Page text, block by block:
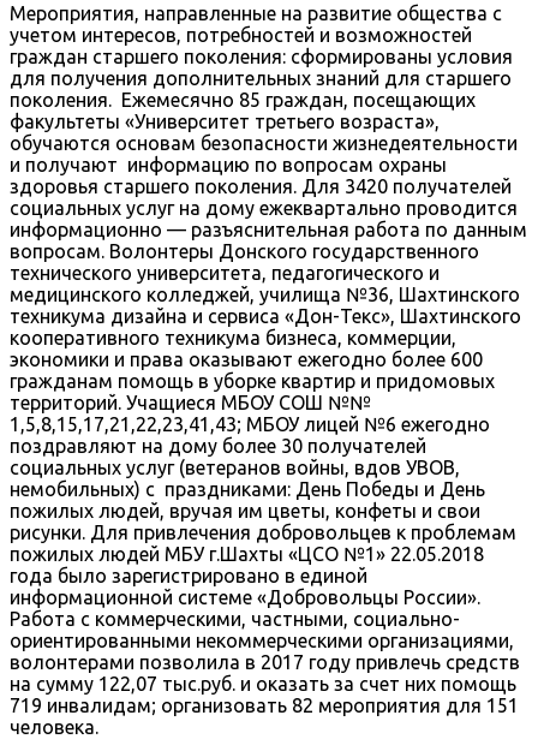
Мероприятия, направленные на развитие общества с
учетом интересов, потребностей и возможностей
граждан старшего поколения: сформированы условия
для получения дополнительных знаний для старшего
поколения. Ежемесячно 85 граждан, посещающих
факультеты «Университет третьего возраста»,
обучаются основам безопасности жизнедеятельности
и получают информацию по вопросам охраны
здоровья старшего поколения. Для 3420 получателей
социальных услуг на дому ежеквартально проводится
информационно — разъяснительная работа по данным
вопросам. Волонтеры Донского государственного
технического университета, педагогического и
медицинского колледжей, училища №36, Шахтинского
техникума дизайна и сервиса «Дон-Текс», Шахтинского
кооперативного техникума бизнеса, коммерции,
экономики и права оказывают ежегодно более 600
гражданам помощь в уборке квартир и придомовых
территорий. Учащиеся МБОУ СОШ №№
1,5,8,15,17,21,22,23,41,43; МБОУ лицей №6 ежегодно
поздравляют на дому более 30 получателей
социальных услуг (ветеранов войны, вдов УВОВ,
немобильных) с праздниками: День Победы и День
пожилых людей, вручая им цветы, конфеты и свои
рисунки. Для привлечения добровольцев к проблемам
пожилых людей МБУ г.Шахты «ЦСО №1» 22.05.2018
года было зарегистрировано в единой
информационной системе «Добровольцы России».
Работа с коммерческими, частными, социально-
ориентированными некоммерческими организациями,
волонтерами позволила в 2017 году привлечь средств
на сумму 122,07 тыс.руб. и оказать за счет них помощь
719 инвалидам; организовать 82 мероприятия для 151
человека.